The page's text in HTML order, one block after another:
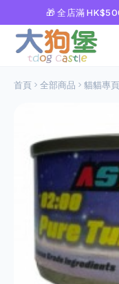
🎁 全店滿
首頁 全部商品 貓貓專頁